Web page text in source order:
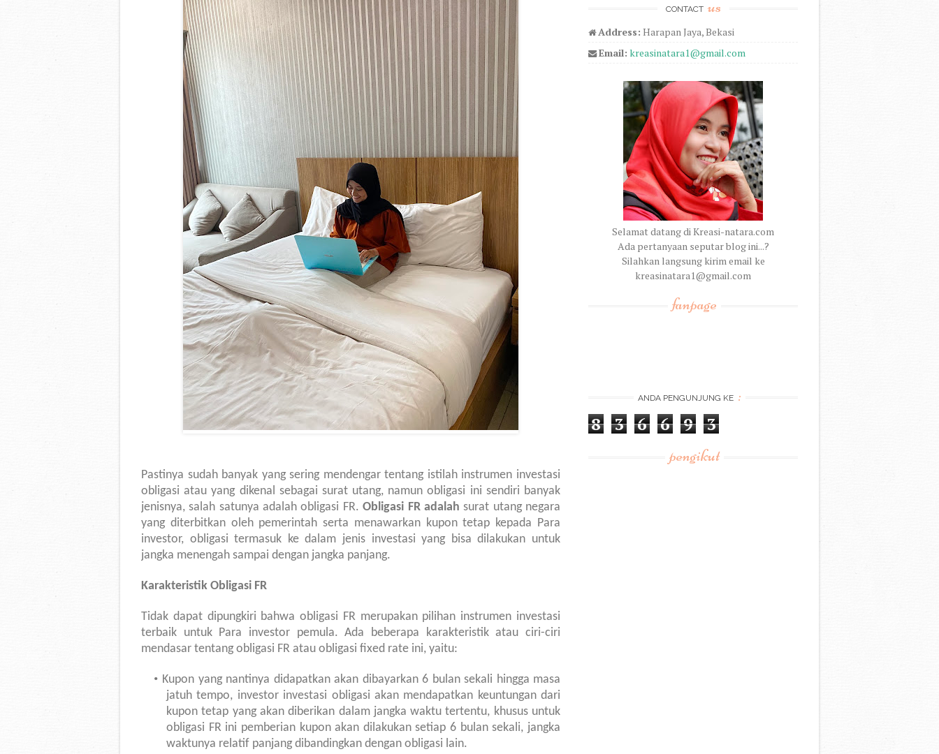
Pastinya sudah banyak yang sering mendengar tentang istilah instrumen investasi
obligasi atau yang dikenal sebagai surat utang, namun obligasi ini sendiri banyak
jenisnya, salah satunya adalah obligasi FR.Obligasi FR adalah surat utang negara
yang diterbitkan oleh pemerintah serta menawarkan kupon tetap kepada Para
investor, obligasi termasuk ke dalam jenis investasi yang bisa dilakukan untuk
jangka menengah sampai dengan jangka panjang.
Karakteristik Obligasi FR
Tidak dapat dipungkiri bahwa obligasi FR merupakan pilihan instrumen investasi
terbaik untuk Para investor pemula. Ada beberapa karakteristik atau ciri-ciri
mendasar tentang obligasi FR atau obligasi fixed rate ini, yaitu:
• Kupon yang nantinya didapatkan akan dibayarkan 6 bulan sekali hingga masa
jatuh tempo, investor investasi obligasi akan mendapatkan keuntungan dari
kupon tetap yang akan diberikan dalam jangka waktu tertentu, khusus untuk
obligasi FR ini pemberian kupon akan dilakukan setiap 6 bulan sekali, jangka
waktunya relatif panjang dibandingkan dengan obligasi lain.
CONTACT us
Address: Harapan Jaya, Bekasi
Email: kreasinatara1@gmail.com
Selamat datang di Kreasi-natara.com
Ada pertanyaan seputar blog ini...?
Silahkan langsung kirim email ke
kreasinatara1@gmail.com
fanpage
ANDA PENGUNJUNG KE :
8 3 6 6 9 3
pengikut